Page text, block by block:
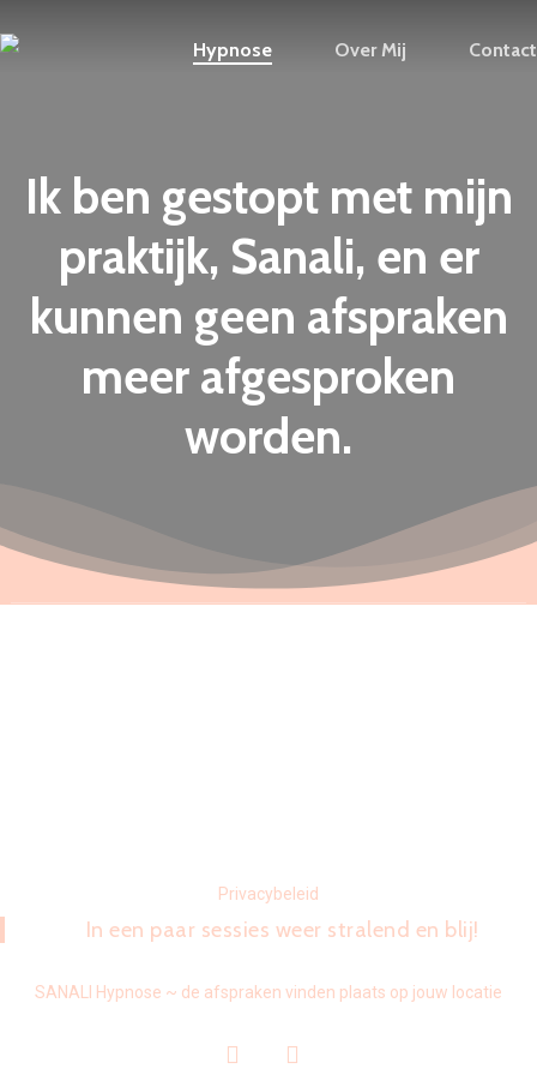
to
Hypnose Over Mij Contact
Ik ben gestopt met mijn
praktijk, Sanali, en er
kunnen geen afspraken
meer afgesproken
worden.
Privacybeleid
In een paar sessies weer stralend en blij!
SANALI Hypnose ~ de afspraken vinden plaats op jouw locatie
facebookinstagram